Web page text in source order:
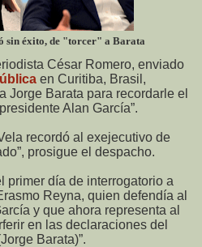
sin éxito, de "torcer" a Barata
César Romero, enviado
en Curitiba, Brasil,
Jorge Barata para recordarle el
Alan García”.
recordó al exejecutivo de
prosigue el despacho.
primer día de interrogatorio a
Reyna, quien defendía al
y que ahora representa al
en las declaraciones del
Barata)”.